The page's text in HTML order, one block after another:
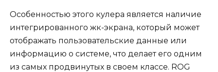
Особенностью этого кулера является наличие
интегрированного жк-экрана, который может
отображать пользовательские данные или
информацию о системе, что делает его одним
из самых продвинутых в своем классе. ROG